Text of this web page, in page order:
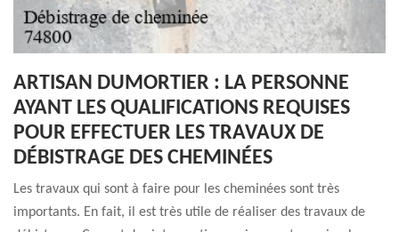
ARTISAN DUMORTIER : LA PERSONNE
AYANT LES QUALIFICATIONS REQUISES
POUR EFFECTUER LES TRAVAUX DE
DÉBISTRAGE DES CHEMINÉES
Les travaux qui sont à faire pour les cheminées sont très
importants. En fait, il est très utile de réaliser des travaux de